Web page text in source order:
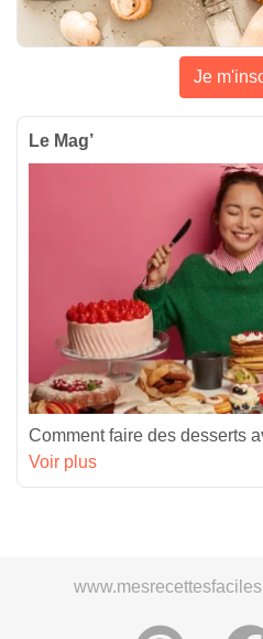
Je
Le Mag’
Comment faire des desserts
Voir plus